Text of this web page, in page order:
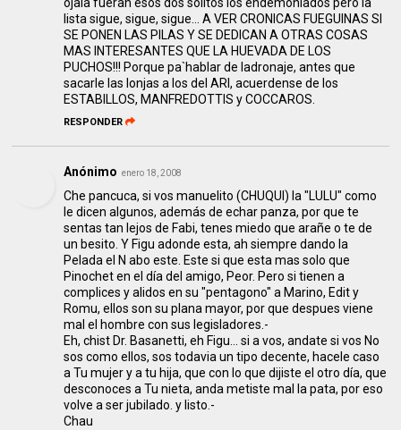
ojala fueran esos dos solitos los endemoniados pero la
lista sigue, sigue, sigue... A VER CRONICAS FUEGUINAS SI
SE PONEN LAS PILAS Y SE DEDICAN A OTRAS COSAS
MAS INTERESANTES QUE LA HUEVADA DE LOS
PUCHOS!!! Porque pa`hablar de ladronaje, antes que
sacarle las lonjas a los del ARI, acuerdense de los
ESTABILLOS, MANFREDOTTIS y COCCAROS.
RESPONDER
Anónimo enero 18, 2008
Che pancuca, si vos manuelito (CHUQUI) la "LULU" como
le dicen algunos, además de echar panza, por que te
sentas tan lejos de Fabi, tenes miedo que arañe o te de
un besito. Y Figu adonde esta, ah siempre dando la
Pelada el N abo este. Este si que esta mas solo que
Pinochet en el día del amigo, Peor. Pero si tienen a
complices y alidos en su "pentagono" a Marino, Edit y
Romu, ellos son su plana mayor, por que despues viene
mal el hombre con sus legisladores.-
Eh, chist Dr. Basanetti, eh Figu... si a vos, andate si vos No
sos como ellos, sos todavia un tipo decente, hacele caso
a Tu mujer y a tu hija, que con lo que dijiste el otro día, que
desconoces a Tu nieta, anda metiste mal la pata, por eso
volve a ser jubilado. y listo.-
Chau